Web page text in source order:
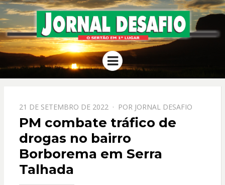
JORNAL
DESAFIO
O Sertão em 1º Lugar
Menu
PPOSTADO
EM
21 DE SETEMBRO DE 2022 POR JORNAL DESAFIO
PM combate tráfico de
drogas no bairro
Borborema em Serra
Talhada